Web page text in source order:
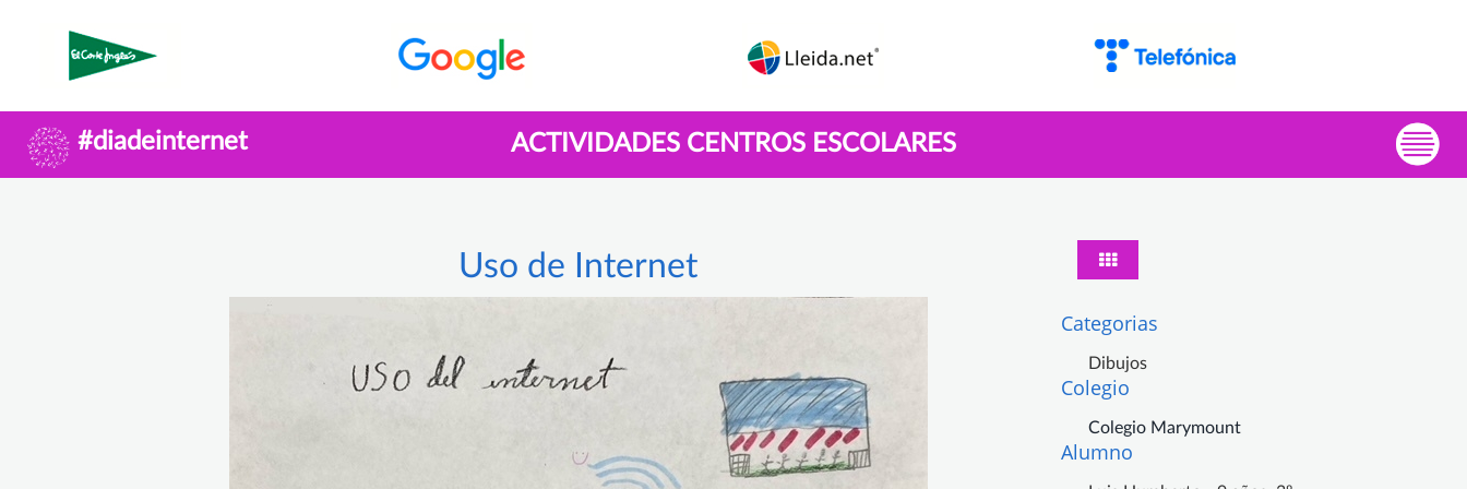
#diadeinternet ACTIVIDADES CENTROS ESCOLARES
Uso de Internet
Categorias
Dibujos
Colegio
Colegio Marymount
Alumno